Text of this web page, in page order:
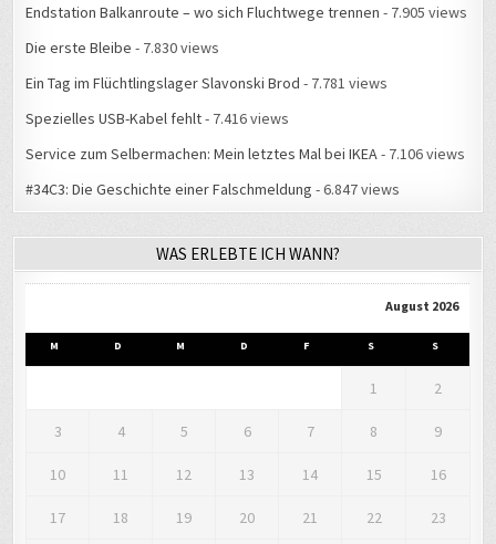
Endstation Balkanroute – wo sich Fluchtwege trennen - 7.905 views
Die erste Bleibe - 7.830 views
Ein Tag im Flüchtlingslager Slavonski Brod - 7.781 views
Spezielles USB-Kabel fehlt- 7.416 views
Service zum Selbermachen: Mein letztes Mal bei IKEA- 7.106 views
#34C3: Die Geschichte einer Falschmeldung - 6.847 views
WAS ERLEBTE ICH WANN?
August 2026
M D M D F S S
1 2
3 4 5 6 7 8 9
10 11 12 13 14 15 16
17 18 19 20 21 22 23